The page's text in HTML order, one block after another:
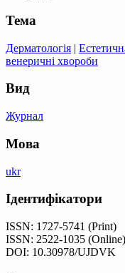
Тема
Дерматологія |
венеричні хвороби
Вид
Журнал
Мова
ukr
Ідентифікатори
ISSN: 1727-5741 (Print)
ISSN: 2522-1035 (Online)
DOI: 10.30978/UJDVK